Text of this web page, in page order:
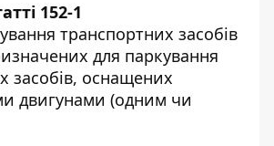
152-1
транспортних засобів
для паркування
засобів, оснащених
двигунами (одним чи